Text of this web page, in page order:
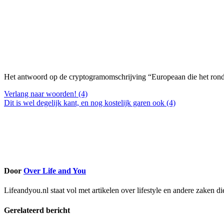
Het antwoord op de cryptogramomschrijving “Europeaan die het
Bericht
navigatie
Verlang naar woorden! (4)
Dit is wel degelijk kant, en nog kostelijk garen ook (4)
Door Over Life and You
Lifeandyou.nl staat vol met artikelen over lifestyle en andere zaken
Gerelateerd bericht